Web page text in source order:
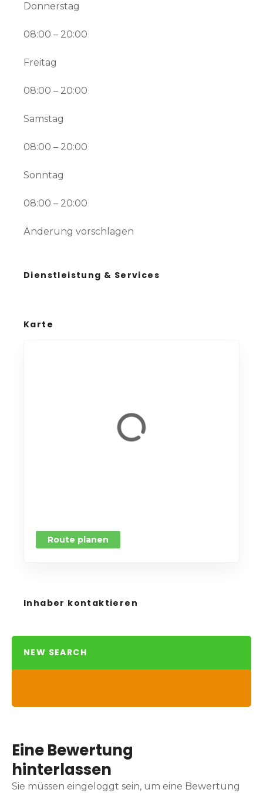
Donnerstag
08:00 – 20:00
Freitag
08:00 – 20:00
Samstag
08:00 – 20:00
Sonntag
08:00 – 20:00
Änderung vorschlagen
Dienstleistung & Services
Karte
Route planen
Inhaber kontaktieren
NEW SEARCH
Eine Bewertung
hinterlassen
Sie müssen eingeloggt sein, um eine Bewertung